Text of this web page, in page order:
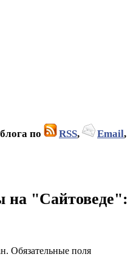
по RSS, Email,
на "Сайтоведе":
Обязательные поля